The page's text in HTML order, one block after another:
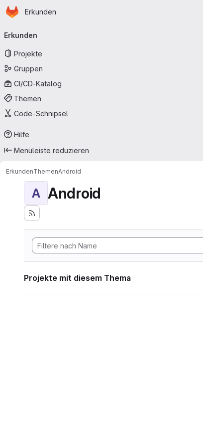
Zum Hauptinhalt springen
StartseiteErkunden
Erkunden
Projekte
Gruppen
CI/CD-Katalog
Themen
Code-Schnipsel
Hilfe
Menüleiste reduzieren
ErkundenThemenAndroid
A Android
Projekte mit diesem Thema